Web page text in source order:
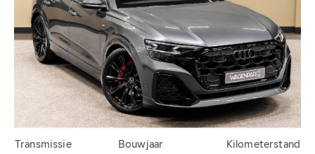
Transmissie Bouwjaar Kilometerstand